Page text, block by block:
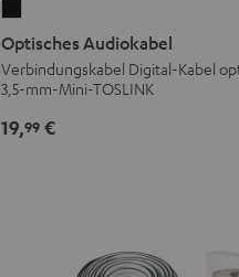
Audiokabel
Schwarz
Optisches Audiokabel
Verbindungskabel Digital-Kabel
3,5-mm-Mini-TOSLINK
19,99 €